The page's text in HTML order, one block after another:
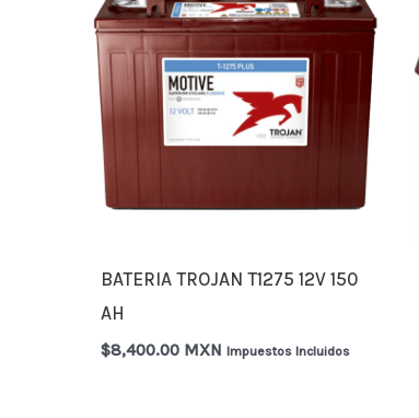
BATERIA TROJAN T1275 12V 150
AH
$8,400.00 MXN Impuestos Incluidos